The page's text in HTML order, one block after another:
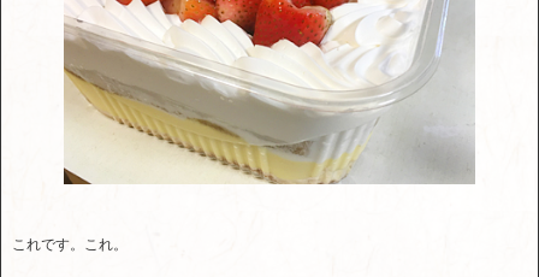
これです。これ。